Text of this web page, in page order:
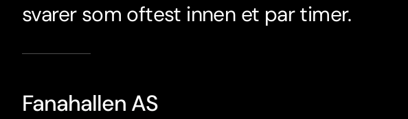
svarer som oftest innen et par timer.
Fanahallen AS